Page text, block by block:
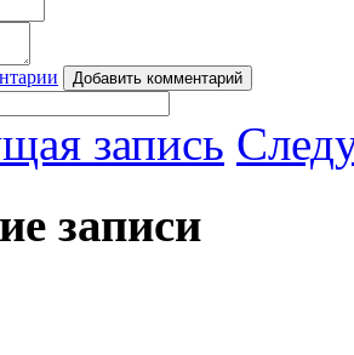
Добавить комментарий
запись
записи